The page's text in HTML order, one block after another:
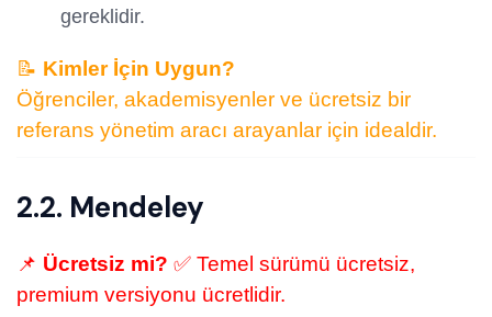
gereklidir.
📝 Kimler İçin Uygun?
Öğrenciler, akademisyenler ve ücretsiz bir
referans yönetim aracı arayanlar için idealdir.
2.2. Mendeley
📌 Ücretsiz mi? ✅ Temel sürümü ücretsiz,
premium versiyonu ücretlidir.